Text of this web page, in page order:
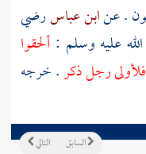
. عنابن عباسرضي
عليه وسلم : ألحقوا
رجل ذكر. خرجه
التالي السابق